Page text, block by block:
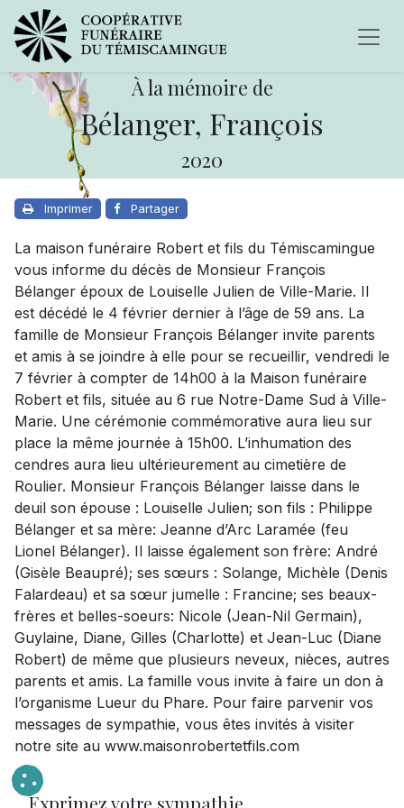
À la mémoire de
Bélanger, François
2020
Imprimer Partager
La maison funéraire Robert et fils du Témiscamingue
vous informe du décès de Monsieur François
Bélanger époux de Louiselle Julien de Ville-Marie. Il
est décédé le 4 février dernier à l’âge de 59 ans. La
famille de Monsieur François Bélanger invite parents
et amis à se joindre à elle pour se recueillir, vendredi le
7 février à compter de 14h00 à la Maison funéraire
Robert et fils, située au 6 rue Notre-Dame Sud à Ville-
Marie. Une cérémonie commémorative aura lieu sur
place la même journée à 15h00. L’inhumation des
cendres aura lieu ultérieurement au cimetière de
Roulier. Monsieur François Bélanger laisse dans le
deuil son épouse : Louiselle Julien; son fils : Philippe
Bélanger et sa mère: Jeanne d’Arc Laramée (feu
Lionel Bélanger). Il laisse également son frère: André
(Gisèle Beaupré); ses sœurs : Solange, Michèle (Denis
Falardeau) et sa sœur jumelle : Francine; ses beaux-
frères et belles-soeurs: Nicole (Jean-Nil Germain),
Guylaine, Diane, Gilles (Charlotte) et Jean-Luc (Diane
Robert) de même que plusieurs neveux, nièces, autres
parents et amis. La famille vous invite à faire un don à
l’organisme Lueur du Phare. Pour faire parvenir vos
messages de sympathie, vous êtes invités à visiter
notre site au www.maisonrobertetfils.com